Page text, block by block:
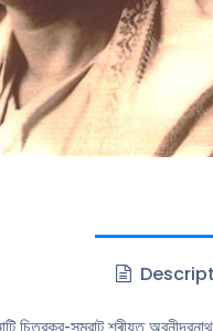
চিত্রকর-সম্রাট শ্ৰীযুত